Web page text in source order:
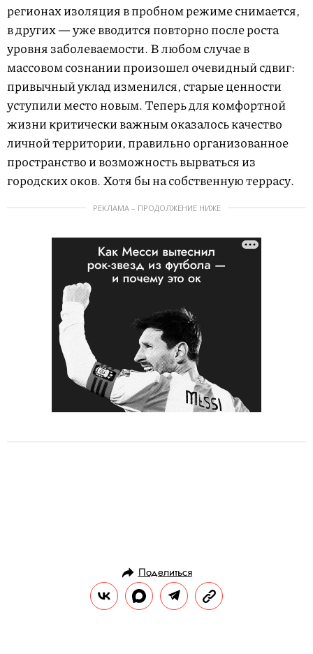
регионах изоляция в пробном режиме снимается,
в других — уже вводится повторно после роста
уровня заболеваемости. В любом случае в
массовом сознании произошел очевидный сдвиг:
привычный уклад изменился, старые ценности
уступили место новым. Теперь для комфортной
жизни критически важным оказалось качество
личной территории, правильно организованное
пространство и возможность вырваться из
городских оков. Хотя бы на собственную террасу.
РЕКЛАМА – ПРОДОЛЖЕНИЕ НИЖЕ
Поделиться